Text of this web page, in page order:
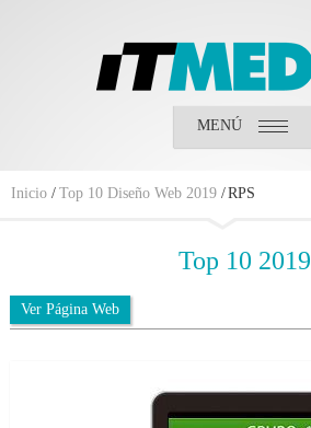
MENÚ
Inicio ¿Quiénes somos?
Inicio/ Top 10 Diseño Web 2019 /RPS
Top 10 2019
Ver Página Web